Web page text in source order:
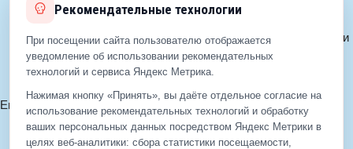
© 2012—2026 ЕДС-Королёв
Политика конфиденциальности
Политика cookie
Согласие на обработку ПДн
Email: info@eds-korolev.ru
+7 (499) 929-99-99
+7 (495)512-00-11
Рекомендательные технологии
При посещении сайта пользователю отображается
уведомление об использовании рекомендательных
технологий и сервиса Яндекс Метрика.
Нажимая кнопку «Принять», вы даёте отдельное согласие на
использование рекомендательных технологий и обработку
ваших персональных данных посредством Яндекс Метрики в
целях веб‑аналитики: сбора статистики посещаемости,